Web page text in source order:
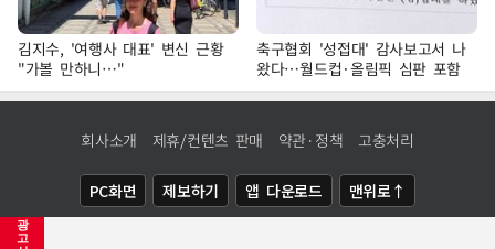
광
고
김지수, '여행사 대표' 변신 근황
"가볼 만하니…"
축구협회 '성접대' 감사보고서 나
왔다…월드컵·올림픽 심판 포함
회사소개 제휴/컨텐츠 판매 약관·정책 고충처리
PC화면 제보하기 앱 다운로드 맨위로↑